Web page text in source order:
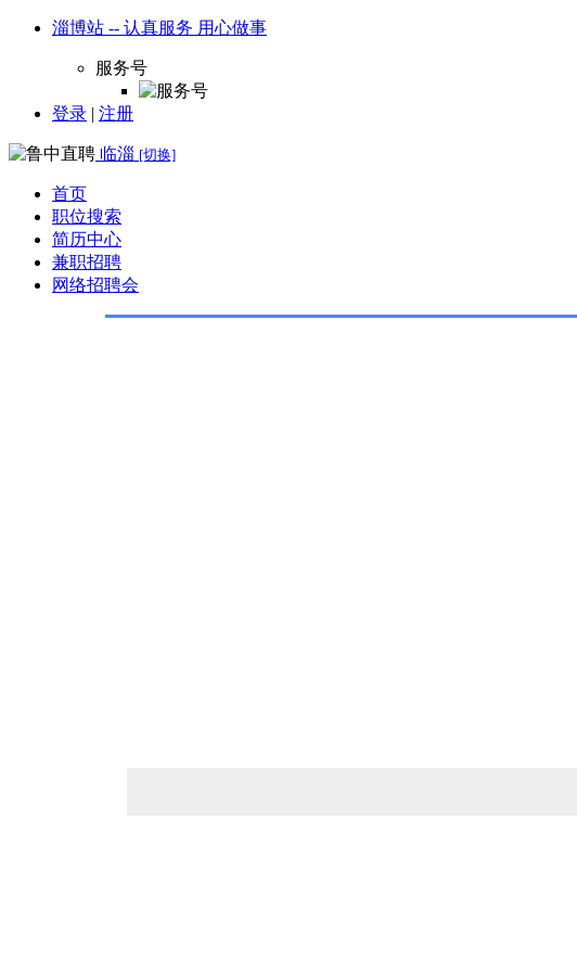
淄博站 -- 认真服务 用心做事
服务号
登录 | 注册
临淄 [切换]
首页
职位搜索
简历中心
兼职招聘
网络招聘会